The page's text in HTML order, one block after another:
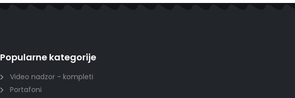
Popularne kategorije
Video nadzor - kompleti
Portafoni